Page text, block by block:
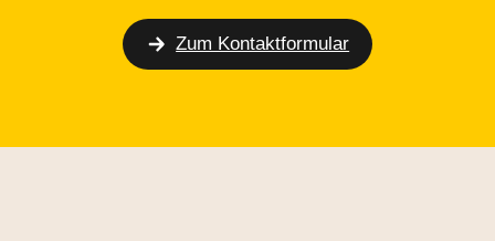
Zum Kontaktformular